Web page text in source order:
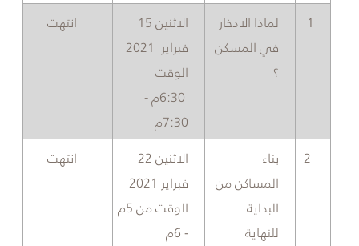
​1
​لماذا الادخار
في المسكن
؟
​الاثنين 15
فبراير 2021
الوقت
6:30م -
7:30م
انتهت
​2
​بناء
المساكن من
البداية
للنهاية
​الاثنين 22
فبراير 2021
الوقت من 5م
- 6م
انتهت